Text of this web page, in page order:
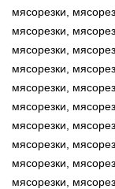
мясорезки,
мясорезки,
мясорезки,
мясорезки,
мясорезки,
мясорезки,
мясорезки,
мясорезки,
мясорезки,
мясорезки,